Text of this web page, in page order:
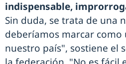
indispensable,
Sin duda, se trata de una
deberíamos marcar
nuestro país", sostiene el